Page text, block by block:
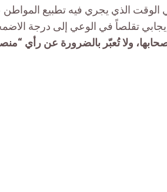
الوقت الذي يجري فيه تطبيع
تقلصاً في الوعي إلى درجة
ولا تُعبّر بالضرورة عن رأي “منصتي